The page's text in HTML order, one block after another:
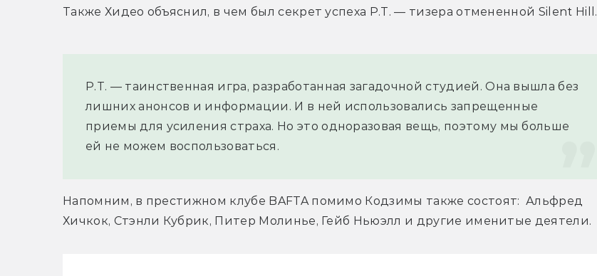
Также Хидео объяснил, в чем был секрет успеха P.T. — тизера отмененной Silent Hill.
P.T. — таинственная игра, разработанная загадочной студией. Она вышла без
лишних анонсов и информации. И в ней использовались запрещенные
приемы для усиления страха. Но это одноразовая вещь, поэтому мы больше
ей не можем воспользоваться.
Напомним, в престижном клубе BAFTA помимо Кодзимы также состоят:  Альфред
Хичкок, Стэнли Кубрик, Питер Молинье, Гейб Ньюэлл и другие именитые деятели.